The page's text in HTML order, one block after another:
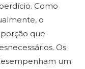
Como
o
que
Os
um